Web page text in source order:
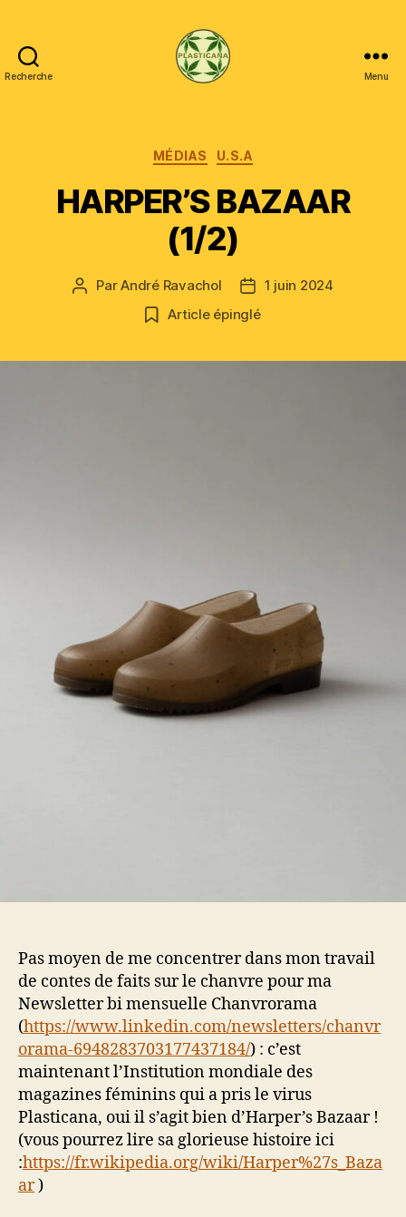
Recherche Menu
Catégories
MÉDIAS U.S.A
HARPER’S BAZAAR
(1/2)
Auteur
ParAndré Ravachol
Date
de
l’article
1 juin 2024
Article épinglé
Pas moyen de me concentrer dans mon travail
de contes de faits sur le chanvre pour ma
Newsletter bi mensuelle Chanvrorama
(https://www.linkedin.com/newsletters/chanvr
orama-6948283703177437184/) : c’est
maintenant l’Institution mondiale des
magazines féminins qui a pris le virus
Plasticana, oui il s’agit bien d’Harper’s Bazaar !
(vous pourrez lire sa glorieuse histoire ici
:https://fr.wikipedia.org/wiki/Harper%27s_Baza
ar)